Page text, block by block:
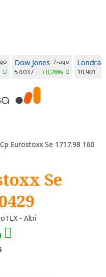
Dow Jones 7-ago
54.037 +0,28%
Londra
10.901
Eurostoxx Se 1717.98 160
Se
- Altri